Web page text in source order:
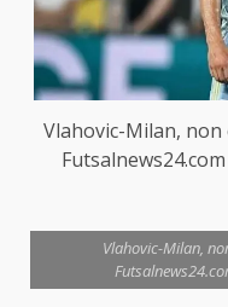
Vlahovic-Milan,
Vlahovic-Milan,